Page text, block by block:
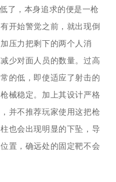
了，本身追求的便是一枪
开始警觉之前，就出现倒
压力把剩下的两个人消
少对面人员的数量。过高
的低，即使适应了射击的
械稳定。加上其设计严格
并不推荐玩家使用这把枪
也会出现明显的下坠，导
置，确远处的固定靶不会